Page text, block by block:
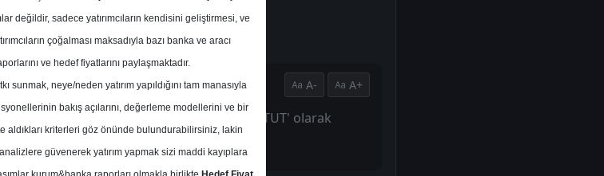
A- A+
TL'den 27,70 TL'ye yükseltti, tavsiyesini 'TUT' olarak
değildir, sadece yatırımcıların kendisini geliştirmesi, ve
çoğalması maksadıyla bazı banka ve aracı
ve hedef fiyatlarını paylaşmaktadır.
sunmak, neye/neden yatırım yapıldığını tam manasıyla
bakış açılarını, değerleme modellerini ve bir
aldıkları kriterleri göz önünde bulundurabilirsiniz, lakin
güvenerek yatırım yapmak sizi maddi kayıplara